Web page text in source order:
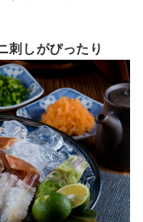
刺しがぴったり